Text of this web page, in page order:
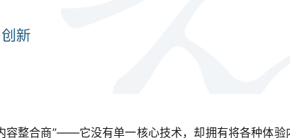
容整合商”——它没有单一核心技术，却拥有将各种体验